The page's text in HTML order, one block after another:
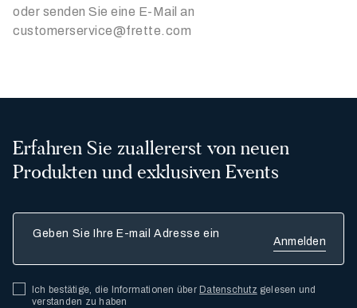
oder senden Sie eine E-Mail an
customerservice@frette.com
Erfahren Sie zuallererst von neuen
Produkten und exklusiven Events
Ich bestätige, die Informationen über Datenschutzgelesen und
verstanden zu haben